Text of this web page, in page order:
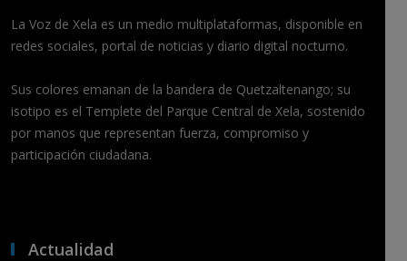
La Voz de Xela es un medio multiplataformas, disponible en
redes sociales, portal de noticias y diario digital nocturno.
Sus colores emanan de la bandera de Quetzaltenango; su
isotipo es el Templete del Parque Central de Xela, sostenido
por manos que representan fuerza, compromiso y
participación ciudadana.
Actualidad